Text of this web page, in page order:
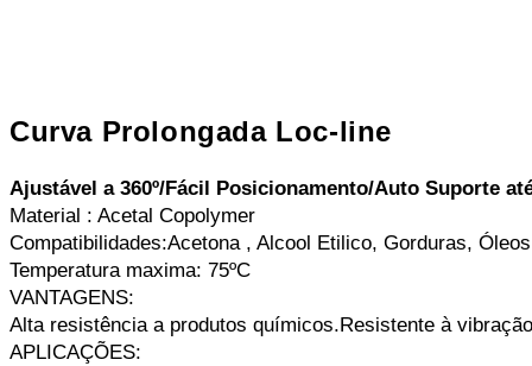
Curva Prolongada Loc-line
Ajustável a 360º/Fácil Posicionamento/Auto Suporte
Material : Acetal Copolymer
Compatibilidades:Acetona , Alcool Etilico, Gorduras,
Temperatura maxima: 75ºC
VANTAGENS:
Alta resistência a produtos químicos.Resistente à
APLICAÇÕES: